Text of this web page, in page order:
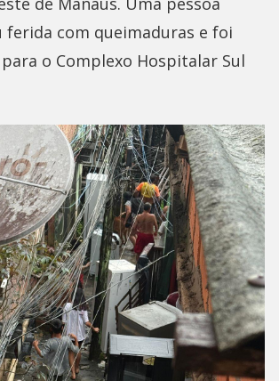
com queimaduras e foi
o Complexo Hospitalar Sul